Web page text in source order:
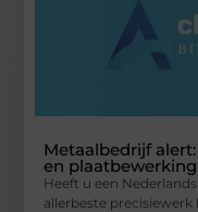
Metaalbedrijf
en plaatbewerking
Heeft u een
allerbeste